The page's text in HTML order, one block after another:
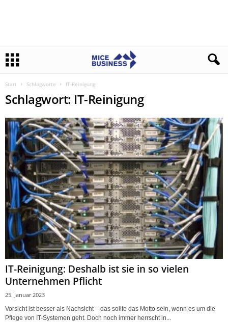
Start Schlagworte IT-Reinigung
Schlagwort: IT-Reinigung
IT-Reinigung: Deshalb ist sie in so vielen
Unternehmen Pflicht
25. Januar 2023
Vorsicht ist besser als Nachsicht – das sollte das Motto sein, wenn es um die
Pflege von IT-Systemen geht. Doch noch immer herrscht in...